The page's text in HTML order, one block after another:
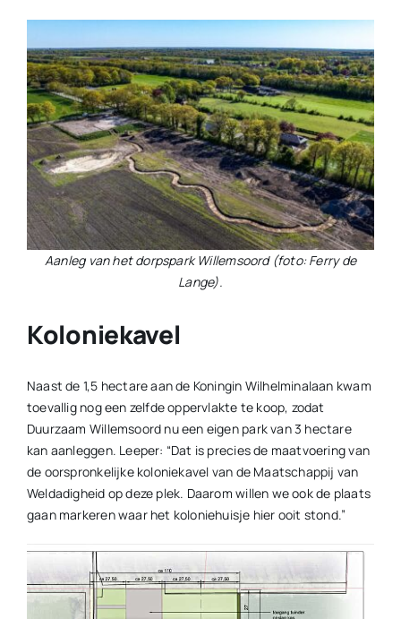
Aanleg van het dorpspark Willemsoord (foto: Ferry de
Lange).
Koloniekavel
Naast de 1,5 hectare aan de Koningin Wilhelminalaan kwam
toevallig nog een zelfde oppervlakte te koop, zodat
Duurzaam Willemsoord nu een eigen park van 3 hectare
kan aanleggen. Leeper: “Dat is precies de maatvoering van
de oorspronkelijke koloniekavel van de Maatschappij van
Weldadigheid op deze plek. Daarom willen we ook de plaats
gaan markeren waar het koloniehuisje hier ooit stond.”